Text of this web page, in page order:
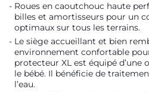
Roues en caoutchouc haute
billes et amortisseurs pour un
optimaux sur tous les terrains.
Le siège accueillant et bien
environnement confortable
protecteur XL est équipé
le bébé. Il bénéficie de
l’eau.